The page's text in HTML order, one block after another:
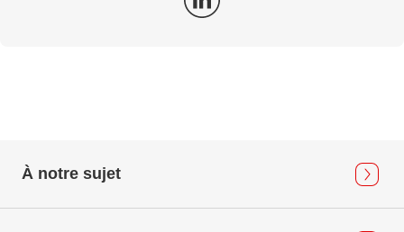
À notre sujet